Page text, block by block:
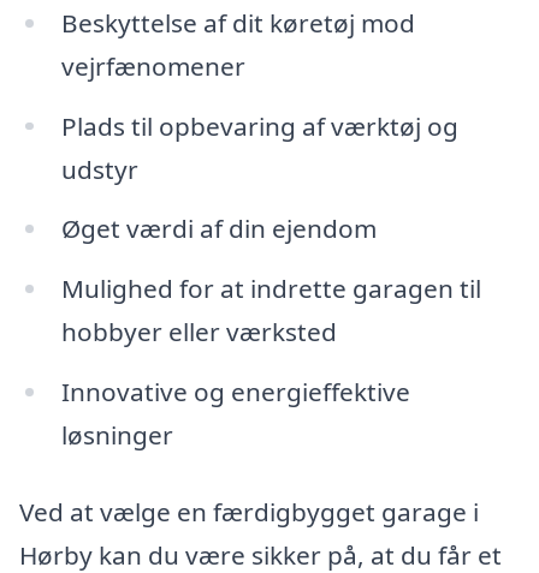
Beskyttelse af dit køretøj mod
vejrfænomener
Plads til opbevaring af værktøj og
udstyr
Øget værdi af din ejendom
Mulighed for at indrette garagen til
hobbyer eller værksted
Innovative og energieffektive
løsninger
Ved at vælge en færdigbygget garage i
Hørby kan du være sikker på, at du får et